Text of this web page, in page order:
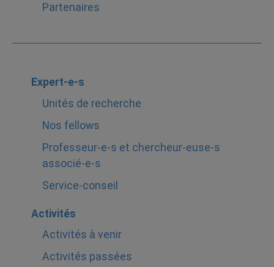
Partenaires
Expert-e-s
Unités de recherche
Nos fellows
Professeur-e-s et chercheur-euse-s
associé-e-s
Service-conseil
Activités
Activités à venir
Activités passées